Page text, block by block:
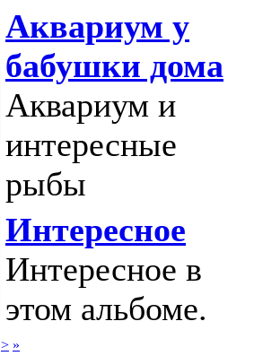
Аквариум у
бабушки дома
Аквариум и
интересные
рыбы
Интересное
Интересное в
этом альбоме.
> »